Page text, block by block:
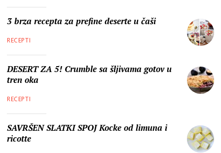
3 brza recepta za prefine deserte u čaši
RECEPTI
DESERT ZA 5! Crumble sa šljivama gotov u
tren oka
RECEPTI
SAVRŠEN SLATKI SPOJ Kocke od limuna i
ricotte